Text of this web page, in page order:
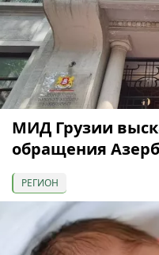
МИД Грузии
обращения
РЕГИОН